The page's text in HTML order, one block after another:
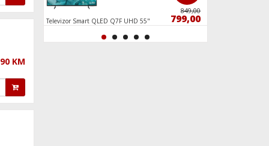
KM
759,00
699,00 Televizor Smart QLED Q7F UHD 55"
849,00
799,00